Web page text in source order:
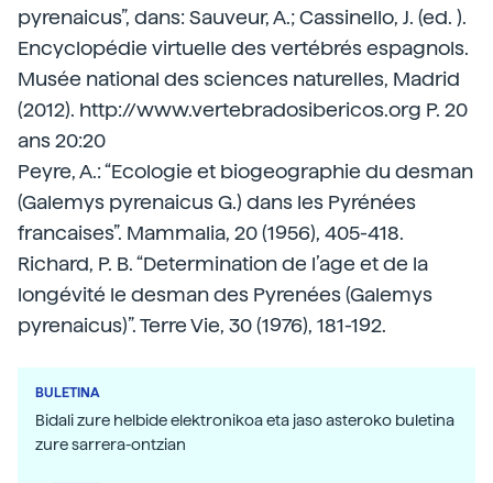
pyrenaicus”, dans: Sauveur, A.; Cassinello, J. (ed. ).
Encyclopédie virtuelle des vertébrés espagnols.
Musée national des sciences naturelles, Madrid
(2012). http://www.vertebradosibericos.org P. 20
ans 20:20
Peyre, A.: “Ecologie et biogeographie du desman
(Galemys pyrenaicus G.) dans les Pyrénées
francaises”. Mammalia, 20 (1956), 405-418.
Richard, P. B. “Determination de l’age et de la
longévité le desman des Pyrenées (Galemys
pyrenaicus)”. Terre Vie, 30 (1976), 181-192.
BULETINA
Bidali zure helbide elektronikoa eta jaso asteroko buletina
zure sarrera-ontzian